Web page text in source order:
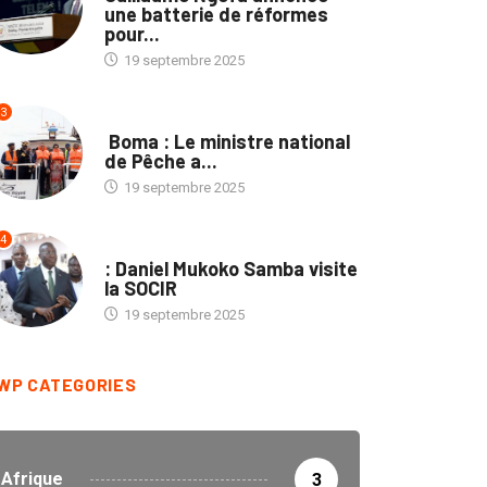
une batterie de réformes
pour...
19 septembre 2025
3
Boma : Le ministre national
de Pêche a...
19 septembre 2025
4
: Daniel Mukoko Samba visite
la SOCIR
19 septembre 2025
CATEGORIES
Afrique 3